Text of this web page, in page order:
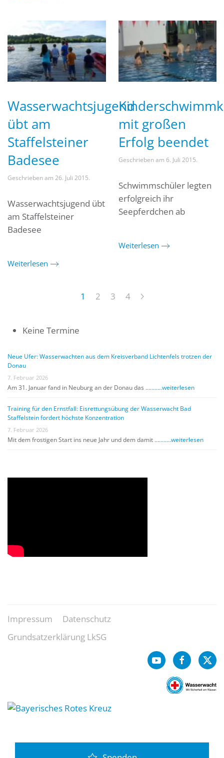
Wasserwachtsjugend
übt am
Staffelsteiner
Badesee
Geschrieben am 26. Juli 2015.
Wasserwachtsjugend übt
am Staffelsteiner
Badesee
Weiterlesen
mit großen
Erfolg beendet
Geschrieben am 6. Juli 2015.
Schwimmschüler legten
erfolgreich ihr
Seepferdchen ab
Weiterlesen
1 2 3 4
Keine Termine
Neue Ufer: Wasserwachten aus dem Kreisverband Lichtenfels trotzen der
Donau
7. Februar 2026
Am 31. Januar fand in Neuburg an der Donau das …........weiterlesen
Training für den Ernstfall: Eisrettungsübung der Wasserwacht Bad
Staffelstein fordert höchste Konzentration
7. Februar 2026
Mit dem frostigen Start ins neue Jahr und dem damit …........weiterlesen
Impressum
Datenschutz
Grundsatzerklärung LkSG